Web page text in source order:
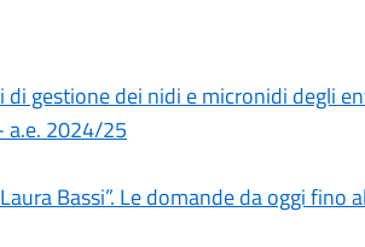
gestione dei nidi e micronidi degli
a.e. 2024/25
Bassi”. Le domande da oggi fino